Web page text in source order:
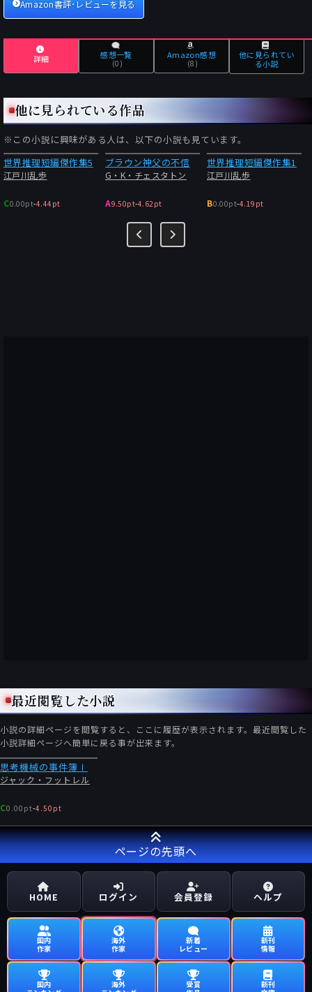
り出す。科学的な専門知識を活かした著者の考える殺人トリック
ですので登場人物は少なく限られますが、どんでん返しで意外な
真犯人を暴き出す趣向もあって最後まで楽しめますね。
Amazon書評･レビューを見る
詳細 感想一覧
(0)
Amazon感想
(8)
他に見られてい
る小説
他に見られている作品
※この小説に興味がある人は、以下の小説も見ています。
世界推理短編傑作集5
江戸川乱歩
C0.00pt-4.44pt
ブラウン神父の不信
G・K・チェスタトン
A9.50pt-4.62pt
世界推理短編傑作集1
江戸川乱歩
B0.00pt-4.19pt
最近閲覧した小説
小説の詳細ページを閲覧すると、ここに履歴が表示されます。最近閲覧した
小説詳細ページへ簡単に戻る事が出来ます。
思考機械の事件簿Ⅰ
ジャック・フットレル
C0.00pt-4.50pt
ページの先頭へ
HOME ログイン 会員登録 ヘルプ
国内
作家
海外
作家
新着
レビュー
新刊
情報
国内
海外
受賞
新刊